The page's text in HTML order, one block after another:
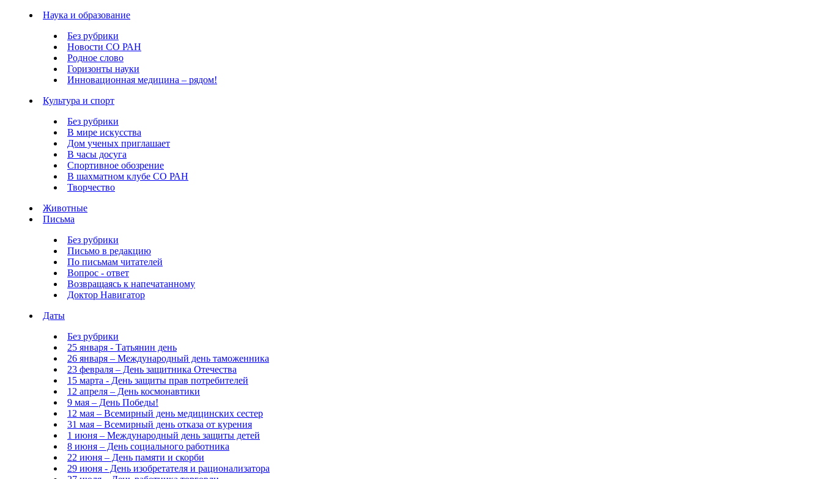
Наука и образование
Без рубрики
Новости СО РАН
Родное слово
Горизонты науки
Инновационная медицина – рядом!
Культура и спорт
Без рубрики
В мире искусства
Дом ученых приглашает
В часы досуга
Спортивное обозрение
В шахматном клубе СО РАН
Творчество
Животные
Письма
Без рубрики
Письмо в редакцию
По письмам читателей
Вопрос - ответ
Возвращаясь к напечатанному
Доктор Навигатор
Даты
Без рубрики
25 января - Татьянин день
26 января – Международный день таможенника
23 февраля – День защитника Отечества
15 марта - День защиты прав потребителей
12 апреля – День космонавтики
9 мая – День Победы!
12 мая – Всемирный день медицинских сестер
31 мая – Всемирный день отказа от курения
1 июня – Международный день защиты детей
8 июня – День социального работника
22 июня – День памяти и скорби
29 июня - День изобретателя и рационализатора